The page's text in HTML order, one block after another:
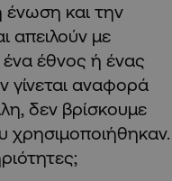
ένωση και την
απειλούν με
ένα έθνος ή ένας
γίνεται αναφορά
δεν βρίσκουμε
χρησιμοποιήθηκαν.